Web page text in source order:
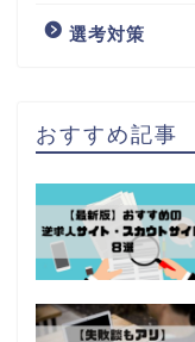
選考対策
おすすめ記事